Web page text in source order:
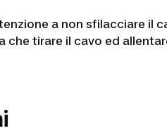
a non sfilacciare il
tirare il cavo ed